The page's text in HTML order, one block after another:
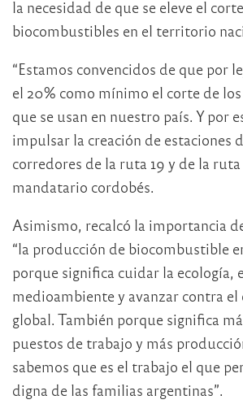
la necesidad de que se eleve el
biocombustibles en el territorio
“Estamos convencidos de que por
el 20% como mínimo el corte de
que se usan en nuestro país. Y por
impulsar la creación de estaciones
corredores de la ruta 19 y de la
mandatario cordobés.
Asimismo, recalcó la importancia
“la producción de biocombustible
porque significa cuidar la ecología,
medioambiente y avanzar contra
global. También porque significa
puestos de trabajo y más
sabemos que es el trabajo el que
digna de las familias argentinas”.